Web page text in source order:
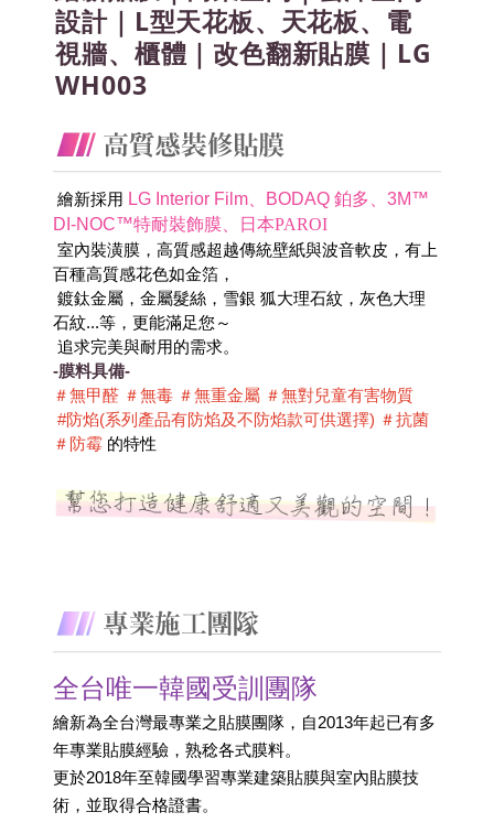
設計｜L型天花板、天花板、電
視牆、櫃體｜改色翻新貼膜｜LG
WH003
繪新採用 LG Interior Film BODAQ 鉑多
3M™
DI-NOC™特耐裝飾膜
日本PAROI
百種高質感花色如金箔，
石紋...等，更能滿足您～
追求完美與耐用的需求。
-膜料具備-
＃無甲醛 ＃無毒 ＃無重金屬 ＃無對兒童有害物質
＃防霉 的特性
全台唯一韓國受訓團隊
繪新為全台灣最專業之貼膜團隊，自2013年起已有多
年專業貼膜經驗，熟稔各式膜料。
更於2018年至韓國學習專業建築貼膜與室內貼膜技
術，並取得合格證書。